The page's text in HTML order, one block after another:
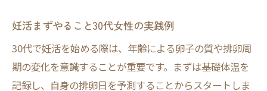
妊活まずやること30代女性の実践例
30代で妊活を始める際は、年齢による卵子の質や排卵周
期の変化を意識することが重要です。まずは基礎体温を
記録し、自身の排卵日を予測することからスタートしま